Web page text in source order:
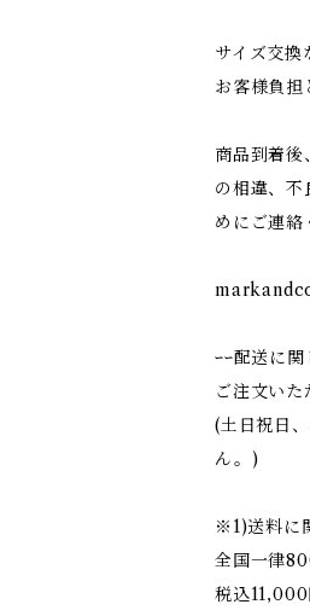
サイズ交換
お客様負担
商品到着後
の相違、
めにご連絡
ｰｰ配送に関
ご注文いた
(土日祝日
ん。)
※1)送料に
全国一律
税込11,000